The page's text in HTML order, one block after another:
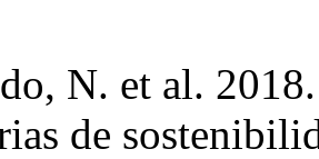
N. et al.
de